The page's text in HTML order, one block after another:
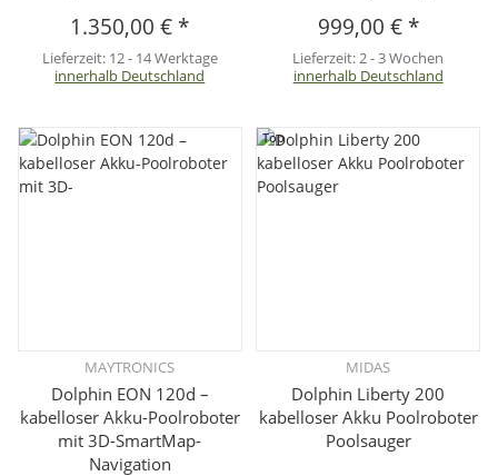
1.350,00 € *
Lieferzeit: 12 - 14 Werktage
innerhalb Deutschland
999,00 € *
Lieferzeit:2 - 3 Wochen
innerhalb Deutschland
MAYTRONICS
Dolphin EON 120d –
kabelloser Akku-Poolroboter
mit 3D-SmartMap-
Navigation
Top
MIDAS
Dolphin Liberty 200
kabelloser Akku Poolroboter
Poolsauger